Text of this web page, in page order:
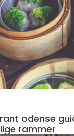
guide til buffet,
rammer